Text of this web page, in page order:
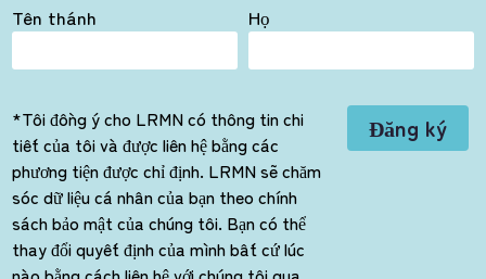
Tên thánh Họ
*Tôi đồng ý cho LRMN có thông tin chi
tiết của tôi và được liên hệ bằng các
phương tiện được chỉ định. LRMN sẽ chăm
sóc dữ liệu cá nhân của bạn theo chính
sách bảo mật của chúng tôi. Bạn có thể
thay đổi quyết định của mình bất cứ lúc